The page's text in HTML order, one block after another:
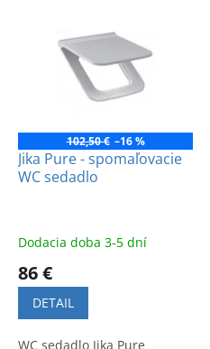
102,50 € –16 %
Jika Pure - spomaľovacie
WC sedadlo
Dodacia doba 3-5 dní
86 €
DETAIL
WC sedadlo Jika Pure